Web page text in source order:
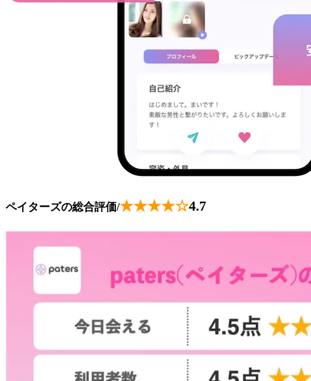
ペイターズの総合評価/★★★★☆4.7